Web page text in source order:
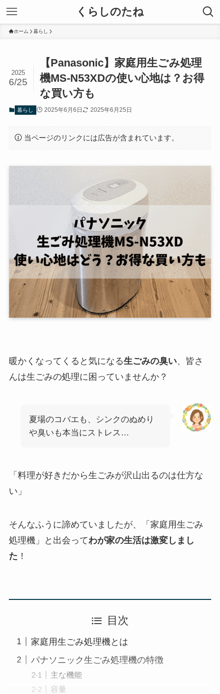
くらしのたね
ホーム 暮らし
【Panasonic】家庭用生ごみ処理
機MS-N53XDの使い心地は？お得
な買い方も
2025
6/25
暮らし 2025年6月6日 2025年6月25日
当ページのリンクには広告が含まれています。
暖かくなってくると気になる生ごみの臭い、皆さ
んは生ごみの処理に困っていませんか？
夏場のコバエも、シンクのぬめり
や臭いも本当にストレス…
「料理が好きだから生ごみが沢山出るのは仕方な
い」
そんなふうに諦めていましたが、「家庭用生ごみ
処理機」と出会ってわが家の生活は激変しまし
た ！
目次
家庭用生ごみ処理機とは
パナソニック生ごみ処理機の特徴
主な機能
容量